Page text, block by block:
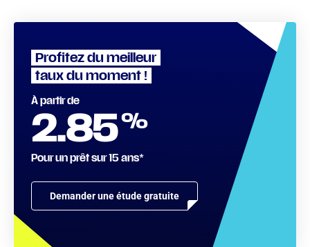
Profitez du meilleur
taux du moment !
Demander une étude gratuite
À partir de
2.85%
Pour un prêt sur 15 ans*